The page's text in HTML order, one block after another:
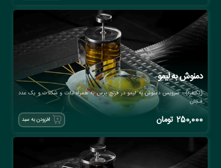
دمنوش به لیمو
(تکنفره) - سرویس دمنوش به لیمو در فرنچ پرس به همراه نبات و شکلات و یک عدد
فنجان
250,000 تومان افزودن به سبد